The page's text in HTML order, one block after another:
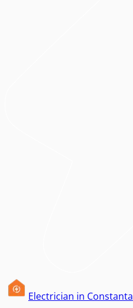
Electrician in Constanta